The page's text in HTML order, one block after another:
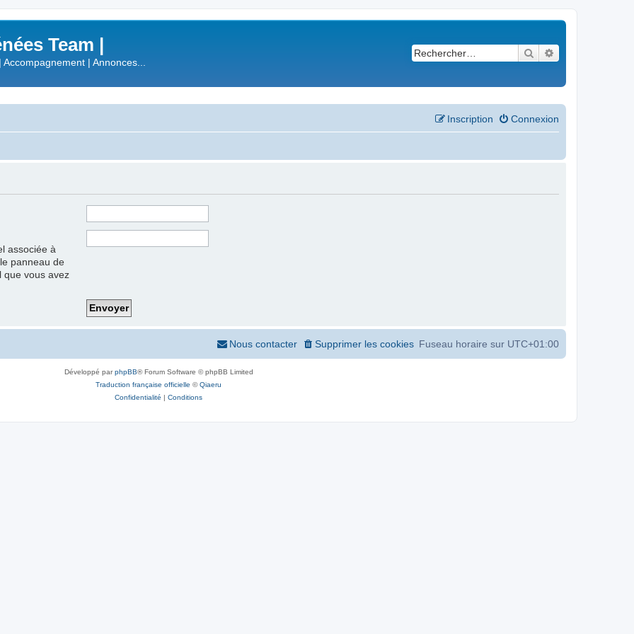
Team |
| Annonces...
Rechercher
Connexion
Inscription
associée à
panneau de
que vous avez
Fuseau horaire sur UTC+01:00
Supprimer les cookies
Nous contacter
Développé parphpBB® Forum Software © phpBB Limited
Traduction française officielle ©Qiaeru
Confidentialité | Conditions